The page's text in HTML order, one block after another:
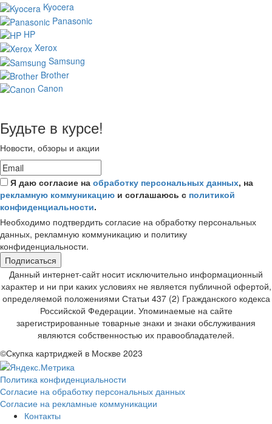
Kyocera
Panasonic
HP
Xerox
Samsung
Brother
Canon
Будьте в курсе!
Новости, обзоры и акции
Я даю согласие на обработку персональных данных, на
рекламную коммуникацию и соглашаюсь с политикой
конфиденциальности.
Необходимо подтвердить согласие на обработку персональных
данных, рекламную коммуникацию и политику
конфиденциальности.
Подписаться
Данный интернет-сайт носит исключительно информационный
характер и ни при каких условиях не является публичной офертой,
определяемой положениями Статьи 437 (2) Гражданского кодекса
Российской Федерации. Упоминаемые на сайте
зарегистрированные товарные знаки и знаки обслуживания
являются собственностью их правообладателей.
©Скупка картриджей в Москве 2023
Политика конфиденциальности
Согласие на обработку персональных данных
Согласие на рекламные коммуникации
Контакты